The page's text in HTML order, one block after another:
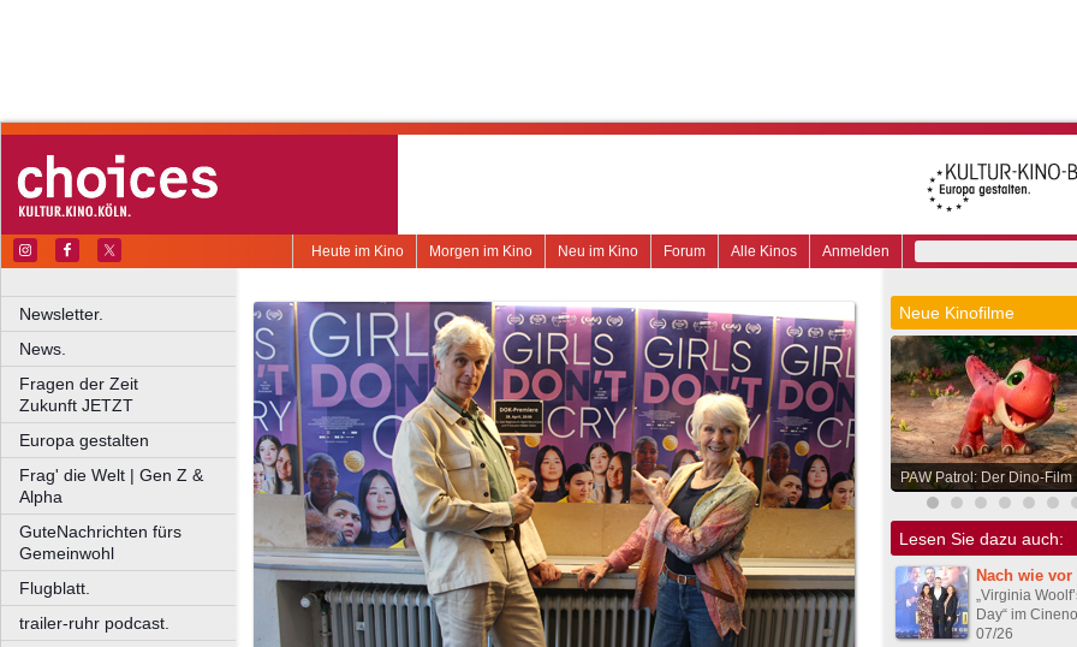
Anmelden
Alle Kinos
Forum
Neu im Kino
Morgen im Kino
Heute im Kino
Newsletter.
News.
Fragen der Zeit
Zukunft JETZT
Europa gestalten
Frag' die Welt | Gen Z &
Alpha
GuteNachrichten fürs
Gemeinwohl
Flugblatt.
trailer-ruhr podcast.
Neue Kinofilme
PAW Patrol: Der Dino-Film
Lesen Sie dazu auch:
Nach wie
„Virginia
Day“ im
07/26